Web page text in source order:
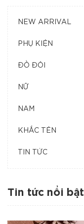
NEW ARRIVAL
PHỤ KIỆN
ĐỒ ĐÔI
NỮ
NAM
KHẮC TÊN
TIN TỨC
Tin tức nổi bật